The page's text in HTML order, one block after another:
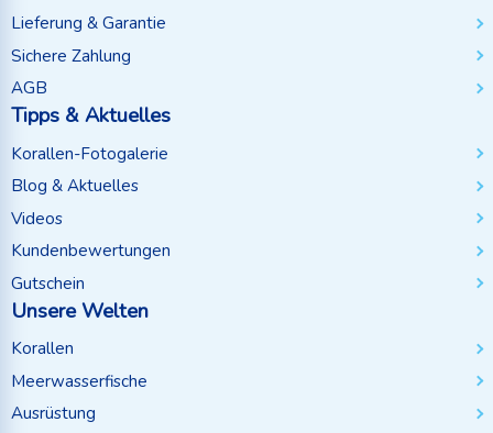
Lieferung & Garantie
Sichere Zahlung
AGB
Tipps & Aktuelles
Korallen-Fotogalerie
Blog & Aktuelles
Videos
Kundenbewertungen
Gutschein
Unsere Welten
Korallen
Meerwasserfische
Ausrüstung